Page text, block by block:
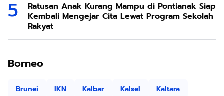
Ratusan Anak Kurang Mampu di Pontianak Siap
Kembali Mengejar Cita Lewat Program Sekolah
Rakyat
Borneo
Brunei IKN Kalbar Kalsel
Kaltara